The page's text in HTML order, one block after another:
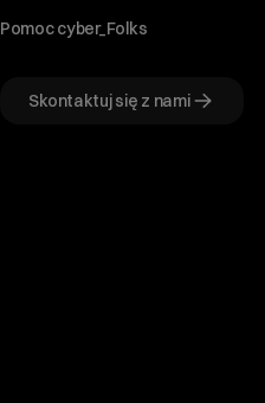
Pomoc cyber_Folks
Skontaktuj się z nami